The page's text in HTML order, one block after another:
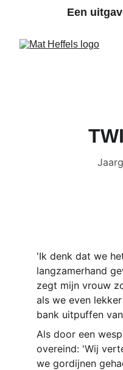
Een
'Ik denk dat we
langzamerhand
zegt mijn vrouw
als we even
bank uitpuffen
Als door een
overeind: 'Wij
we gordijnen